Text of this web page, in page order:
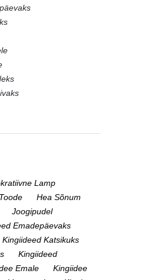
Lamp
Hea Sõnum
Joogipudel
Emadepäevaks
Kingiideed Katsikuks
Kingiideed
Emale
Kingiidee